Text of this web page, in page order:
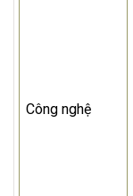
Công nghệ